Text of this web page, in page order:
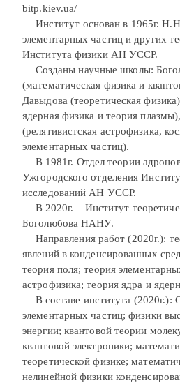
bitp.kiev.ua/
Институт основан в 1965г.
элементарных частиц и других
Института физики АН УССР.
Созданы научные школы:
(математическая физика и
Давыдова (теоретическая
ядерная физика и теория
(релятивистская астрофизика,
элементарных частиц).
В 1981г. Отдел теории
Ужгородского отделения
исследований АН УССР.
В 2020г. – Институт
Боголюбова НАНУ.
Направления работ (2020г.):
явлений в конденсированных
теория поля; теория
астрофизика; теория ядра и
В составе института (2020г.):
элементарных частиц; физики
энергии; квантовой теории
квантовой электроники;
теоретической физике;
нелинейной физики